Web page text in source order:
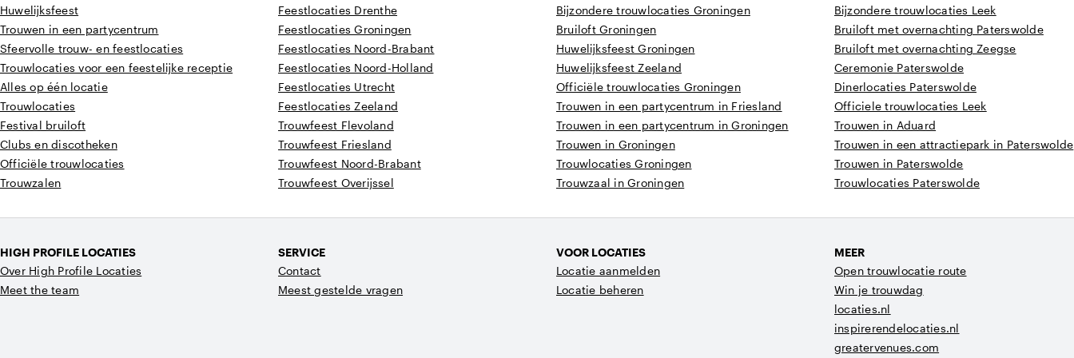
Huwelijksfeest
Trouwen in een partycentrum
Sfeervolle trouw- en feestlocaties
Trouwlocaties voor een feestelijke receptie
Alles op één locatie
Trouwlocaties
Festival bruiloft
Clubs en discotheken
Officiële trouwlocaties
Trouwzalen
Feestlocaties Drenthe
Feestlocaties Groningen
Feestlocaties Noord-Brabant
Feestlocaties Noord-Holland
Feestlocaties Utrecht
Feestlocaties Zeeland
Trouwfeest Flevoland
Trouwfeest Friesland
Trouwfeest Noord-Brabant
Trouwfeest Overijssel
Bijzondere trouwlocaties Groningen
Bruiloft Groningen
Huwelijksfeest Groningen
Huwelijksfeest Zeeland
Officiële trouwlocaties Groningen
Trouwen in een partycentrum in Friesland
Trouwen in een partycentrum in Groningen
Trouwen in Groningen
Trouwlocaties Groningen
Trouwzaal in Groningen
Bijzondere trouwlocaties Leek
Bruiloft met overnachting Paterswolde
Bruiloft met overnachting Zeegse
Ceremonie Paterswolde
Dinerlocaties Paterswolde
Officiele trouwlocaties Leek
Trouwen in Aduard
Trouwen in een attractiepark in Paterswolde
Trouwen in Paterswolde
Trouwlocaties Paterswolde
HIGH PROFILE LOCATIES
Over High Profile Locaties
Meet the team
SERVICE
Contact
Meest gestelde vragen
VOOR LOCATIES
Locatie aanmelden
Locatie beheren
MEER
Open trouwlocatie route
Win je trouwdag
locaties.nl
inspirerendelocaties.nl
greatervenues.com